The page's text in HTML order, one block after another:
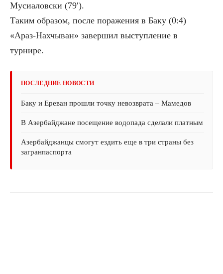
Мусиаловски (79′).
Таким образом, после поражения в Баку (0:4)
«Араз-Нахчыван» завершил выступление в
турнире.
ПОСЛЕДНИЕ НОВОСТИ
Баку и Ереван прошли точку невозврата – Мамедов
В Азербайджане посещение водопада сделали платным
Азербайджанцы смогут ездить еще в три страны без
загранпаспорта